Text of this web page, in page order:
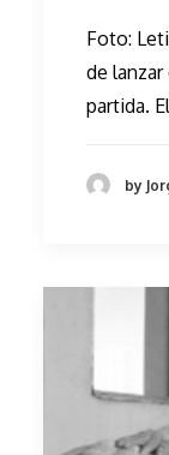
Foto:
de
partida.
by